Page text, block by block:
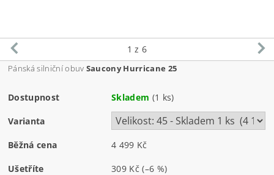
1 z 6
Pánská silniční obuv Saucony Hurricane 25
Dostupnost Skladem (1 ks)
Varianta
Běžná cena 4 499 Kč
Ušetříte 309 Kč(–6 %)